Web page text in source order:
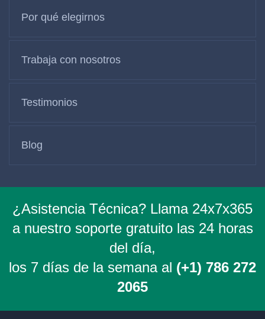
Por qué elegirnos
Trabaja con nosotros
Testimonios
Blog
¿Asistencia Técnica? Llama 24x7x365
a nuestro soporte gratuito las 24 horas
del día,
los 7 días de la semana al (+1) 786 272
2065